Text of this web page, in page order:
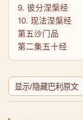
9. 彼分涅槃经
10. 现法涅槃经
第五沙门品
第二集五十经
显示/隐藏巴利原文